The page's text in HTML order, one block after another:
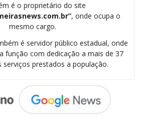
é o proprietário do site
, onde ocupa o
mesmo cargo.
é servidor público estadual, onde
função com dedicação a mais de 37
serviços prestados a população.